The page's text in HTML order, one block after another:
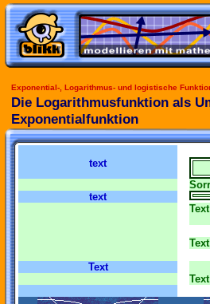
Exponential-, Logarithmus- und logistische
Die Logarithmusfunktion als
Exponentialfunktion
text
text
Text
Text
Text
Text